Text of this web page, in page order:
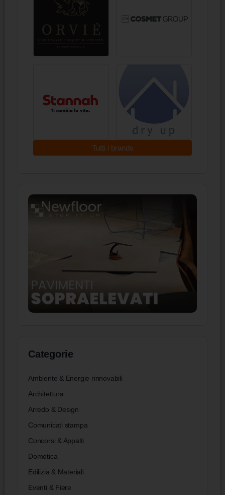
Tutti i brands
Categorie
Ambiente & Energie rinnovabili
Architettura
Arredo & Design
Comunicati stampa
Concorsi & Appalti
Domotica
Edilizia & Materiali
Eventi & Fiere